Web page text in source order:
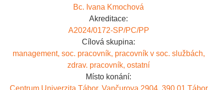
Bc. Ivana Kmochová
Akreditace:
A2024/0172-SP/PC/PP
Cílová skupina:
management, soc. pracovník, pracovník v soc. službách,
zdrav. pracovník, ostatní
Místo konání:
Centrum Univerzita Tábor, Vančurova 2904, 390 01 Tábor